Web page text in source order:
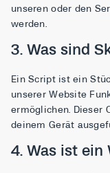
unseren oder den
werden.
3. Was sind
Ein Script ist ein
unserer Website
ermöglichen. Dieser
deinem Gerät
4. Was ist ein